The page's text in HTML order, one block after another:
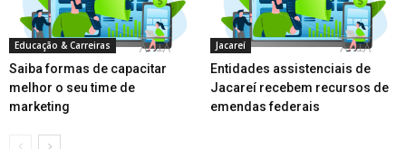
Educação & Carreiras
Saiba formas de capacitar
melhor o seu time de
marketing
Jacareí
Entidades assistenciais de
Jacareí recebem recursos de
emendas federais